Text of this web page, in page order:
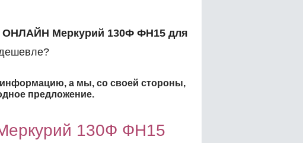
ОНЛАЙН Меркурий 130Ф ФН15 для
информацию, а мы, со своей стороны,
предложение.
130Ф ФН15